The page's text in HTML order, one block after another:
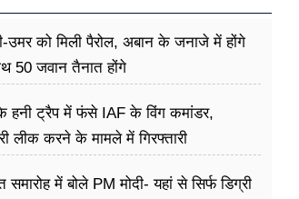
को मिली पैरोल, अबान के जनाजे में होंगे
50 जवान तैनात होंगे
के हनी ट्रैप में फंसे IAF के विंग कमांडर,
लीक करने के मामले में गिरफ्तारी
समारोह में बोले PM मोदी- यहां से सिर्फ डिग्री